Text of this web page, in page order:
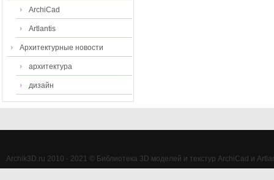
ArchiCad
Artlantis
Архитектурные новости
архитектура
дизайн
Archik3D.ru 2010 - 2021 © Библиотека 3D моделей и текстур ArchiCad и